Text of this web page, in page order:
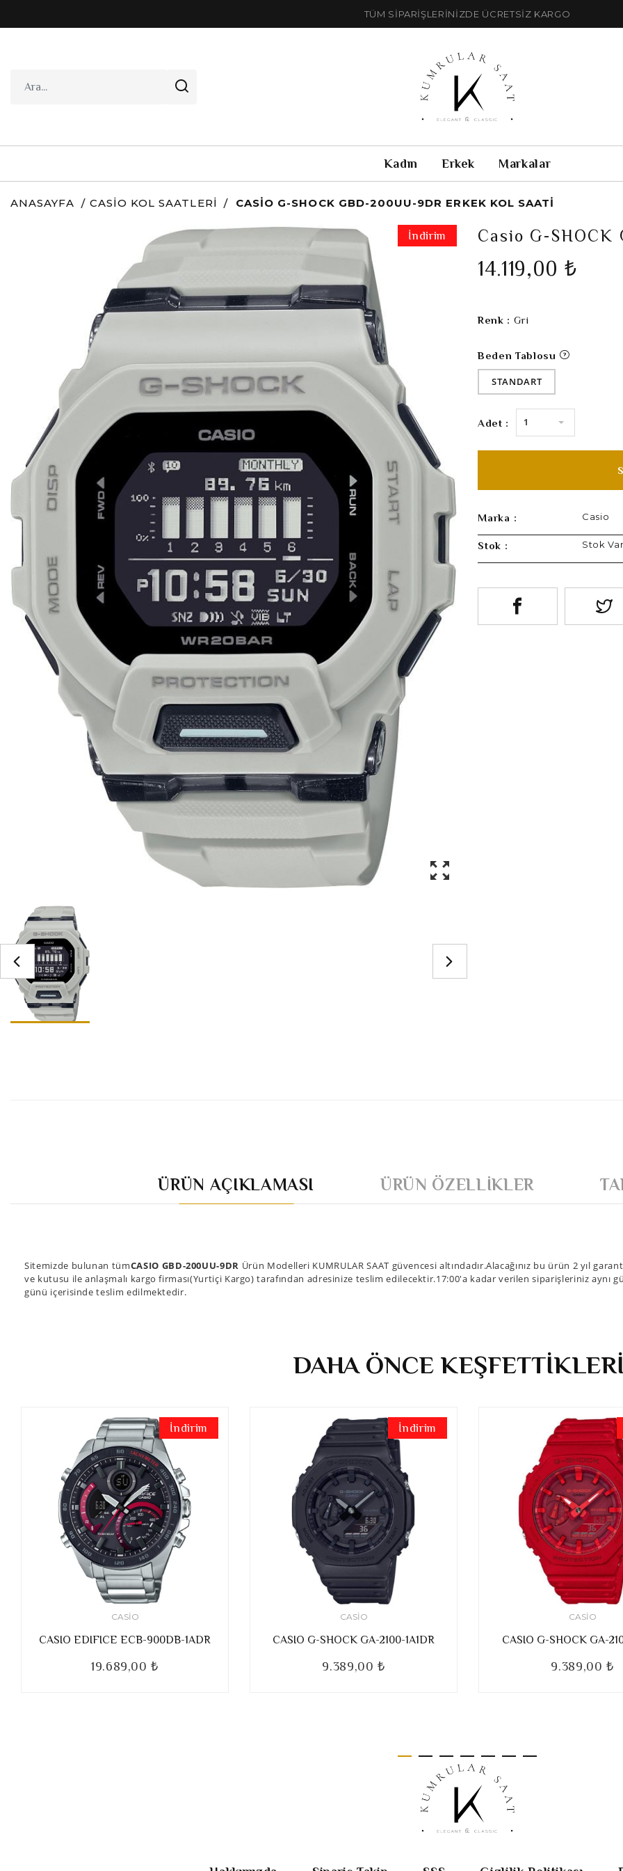
TÜM SİPARİŞLERİNİZDE ÜCRETSİZ KARGO
Kadın Erkek Markalar
ANASAYFA CASIO KOL SAATLERI CASIO G-SHOCK GBD-200UU-9DR ERKEK KOL SAATI
İndirim Casio G-
14.119,00 ₺
Renk : Gri
Beden Tablosu
STANDART
Adet : 1
Marka : Casio
Stok : Stok Var
ÜRÜN AÇIKLAMASI ÜRÜN ÖZELLIKLER
Sitemizde bulunan tümCASIO GBD-200UU-9DR Ürün Modelleri KUMRULAR SAAT güvencesi altındadır.Alacağınız bu ürün 2 yıl
ve kutusu ile anlaşmalı kargo firması(Yurtiçi Kargo) tarafından adresinize teslim edilecektir.17:00'a kadar verilen siparişleriniz
günü içerisinde teslim edilmektedir.
DAHA ÖNCE
İndirim
CASIO
CASIO EDIFICE ECB-900DB-1ADR
19.689,00 ₺
İndirim
CASIO
CASIO G-SHOCK GA-2100-1A1DR
9.389,00 ₺
CASIO
CASIO G-SHOCK GA-
9.389,00 ₺